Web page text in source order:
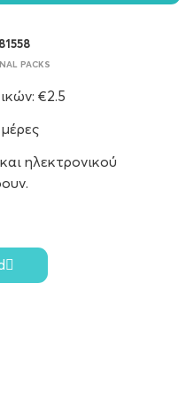
PACKS
€2.5
ηλεκτρονικού